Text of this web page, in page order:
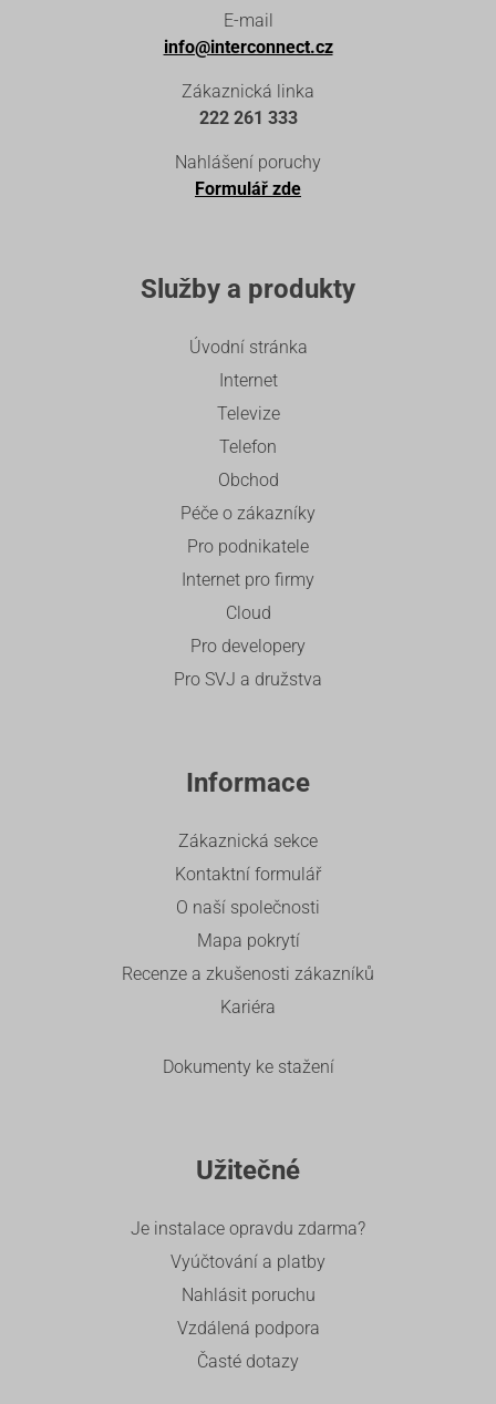
E-mail
info@interconnect.cz
Zákaznická linka
222 261 333
Nahlášení poruchy
Formulář zde
Služby a produkty
Úvodní stránka
Internet
Televize
Telefon
Obchod
Péče o zákazníky
Pro podnikatele
Internet pro firmy
Cloud
Pro developery
Pro SVJ a družstva
Informace
Zákaznická sekce
Kontaktní formulář
O naší společnosti
Mapa pokrytí
Recenze a zkušenosti zákazníků
Kariéra
Dokumenty ke stažení
Užitečné
Je instalace opravdu zdarma?
Vyúčtování a platby
Nahlásit poruchu
Vzdálená podpora
Časté dotazy